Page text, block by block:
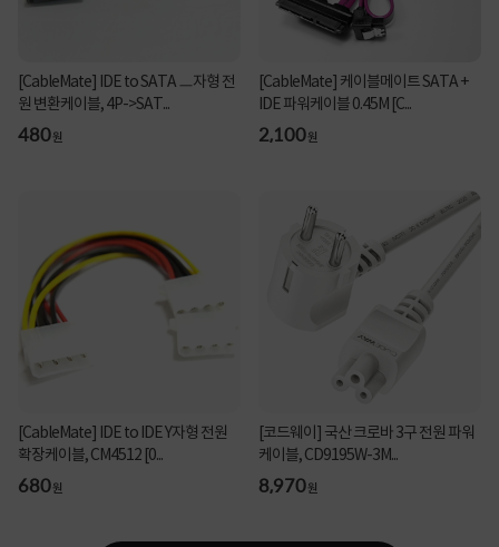
[CableMate] IDE to SATA ㅡ자형 전
원 변환케이블, 4P->SAT...
480원
[CableMate] 케이블메이트 SATA +
IDE 파워케이블 0.45M [C...
2,100원
[CableMate] IDE to IDE Y자형 전원
확장케이블, CM4512 [0...
680원
[코드웨이] 국산 크로바 3구 전원 파워
케이블, CD9195W-3M...
8,970원